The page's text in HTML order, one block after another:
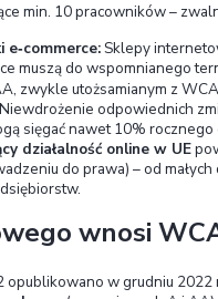
June 11, 2025|